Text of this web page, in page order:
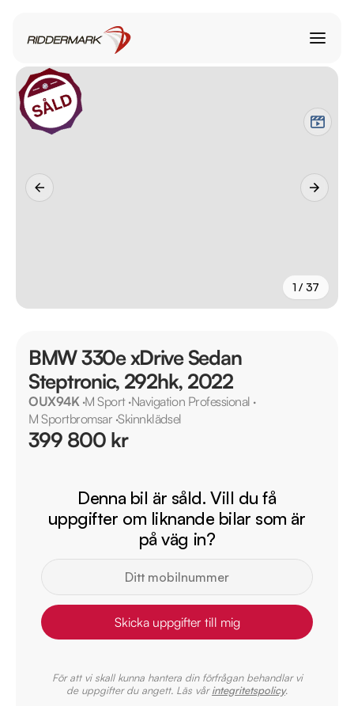
1 / 37
BMW 330e xDrive Sedan
Steptronic, 292hk, 2022
OUX94K·M Sport·Navigation Professional ·
M Sportbromsar ·Skinnklädsel
399 800 kr
Denna bil är såld. Vill du få
uppgifter om liknande bilar som är
på väg in?
Skicka uppgifter till mig
För att vi skall kunna hantera din förfrågan behandlar vi
de uppgifter du angett. Läs vårintegritetspolicy.